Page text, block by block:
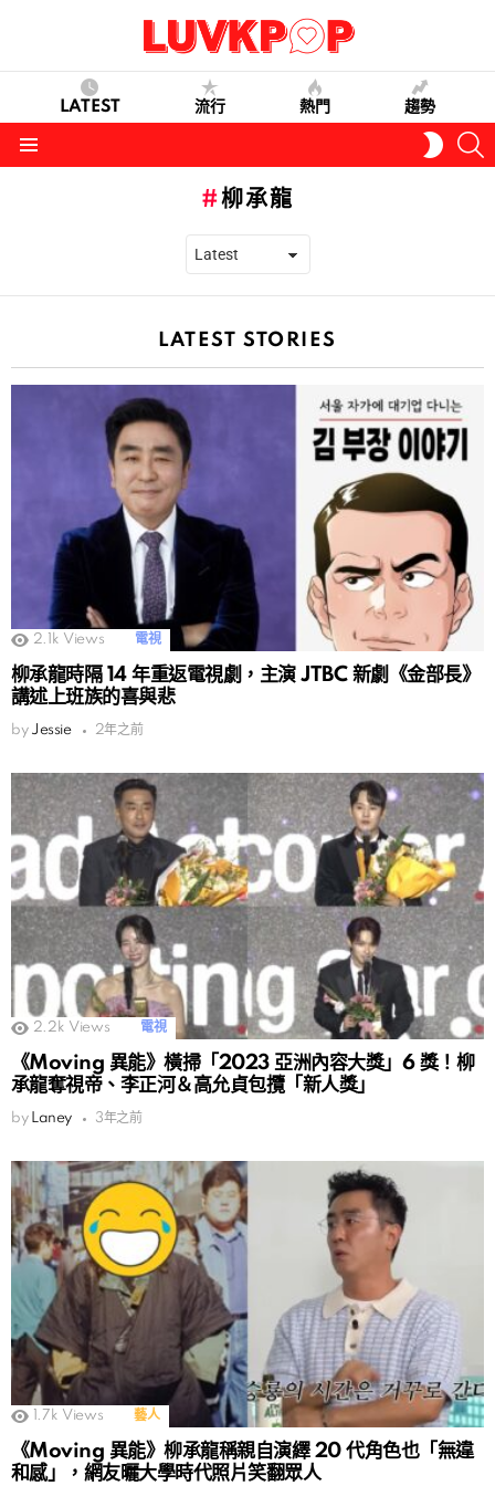
LATEST 流行 熱門 趨勢
SKIN
柳承龍
LATEST STORIES
2.1k Views 電視
柳承龍時隔 14 年重返電視劇，主演 JTBC 新劇《金部長》
講述上班族的喜與悲
by Jessie 2年之前
2.2k Views 電視
《Moving 異能》橫掃「2023 亞洲內容大獎」6 獎！柳
承龍奪視帝、李正河＆高允貞包攬「新人獎」
by Laney 3年之前
1.7k Views 藝人
《Moving 異能》柳承龍稱親自演繹 20 代角色也「無違
和感」，網友曬大學時代照片笑翻眾人